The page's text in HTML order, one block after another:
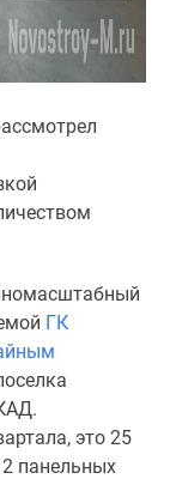
ГК
это 25
панельных